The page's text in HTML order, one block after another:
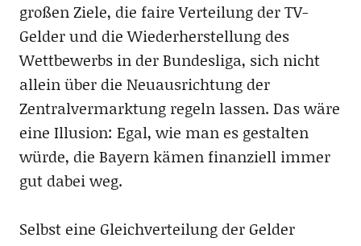
großen Ziele, die faire Verteilung der TV-
Gelder und die Wiederherstellung des
Wettbewerbs in der Bundesliga, sich nicht
allein über die Neuausrichtung der
Zentralvermarktung regeln lassen. Das wäre
eine Illusion: Egal, wie man es gestalten
würde, die Bayern kämen finanziell immer
gut dabei weg.
Selbst eine Gleichverteilung der Gelder